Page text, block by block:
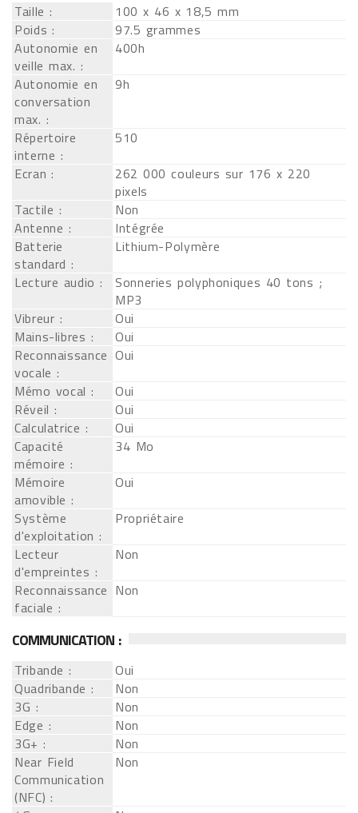
Taille :
100 x 46 x 18,5 mm
Poids :
97.5 grammes
Autonomie en
veille max. :
400h
Autonomie en
conversation
max. :
9h
Répertoire
interne :
510
Ecran :
262 000 couleurs sur 176 x 220
pixels
Tactile :
Non
Antenne :
Intégrée
Batterie
standard :
Lithium-Polymère
Lecture audio :
Sonneries polyphoniques 40 tons ;
MP3
Vibreur :
Oui
Mains-libres :
Oui
Reconnaissance
vocale :
Oui
Mémo vocal :
Oui
Réveil :
Oui
Calculatrice :
Oui
Capacité
mémoire :
34 Mo
Mémoire
amovible :
Oui
Système
d'exploitation :
Propriétaire
Lecteur
d'empreintes :
Non
Reconnaissance
faciale :
Non
COMMUNICATION :
Tribande :
Oui
Quadribande :
Non
3G :
Non
Edge :
Non
3G+ :
Non
Near Field
Communication
(NFC) :
Non